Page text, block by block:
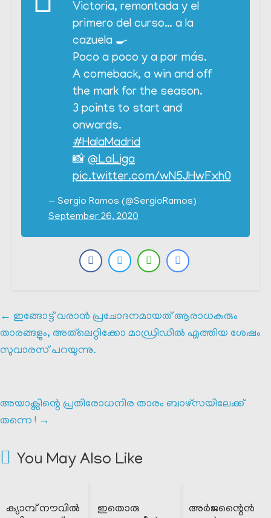
Victoria, remontada y el
primero del curso… a la
cazuela 🍳
Poco a poco y a por más.
A comeback, a win and off
the mark for the season.
3 points to start and
onwards.
#HalaMadrid
📸 @LaLiga
pic.twitter.com/wN5JHwFxh0
— Sergio Ramos (@SergioRamos)
September 26, 2020
← ഇങ്ങോട്ട് വരാൻ പ്രചോദനമായത് ആരാധകരും
താരങ്ങളും, അത്‌ലെറ്റിക്കോ മാഡ്രിഡിൽ എത്തിയ ശേഷം
സുവാരസ് പറയുന്നു.
അയാക്സിന്റെ പ്രതിരോധനിര താരം ബാഴ്‌സയിലേക്ക്
തന്നെ ! →
You May Also Like
ക്യാമ്പ് നൗവിൽ
ഇതൊരു
അർജന്റൈൻ